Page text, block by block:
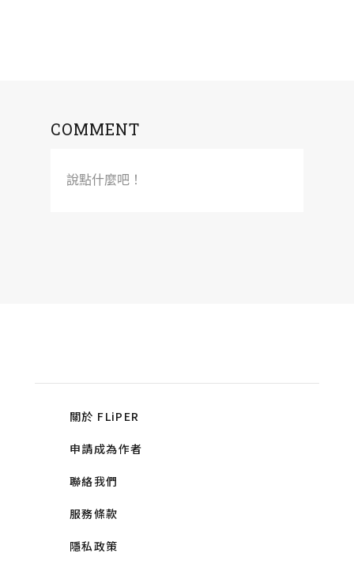
COMMENT
說點什麼吧！
關於 FLiPER
申請成為作者
聯絡我們
服務條款
隱私政策